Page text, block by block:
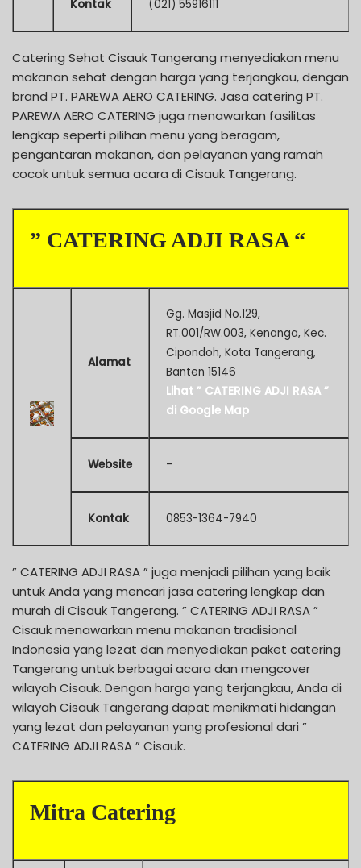
Kontak (021) 55916111
Catering Sehat Cisauk Tangerang menyediakan menu
makanan sehat dengan harga yang terjangkau, dengan
brand PT. PAREWA AERO CATERING. Jasa catering PT.
PAREWA AERO CATERING juga menawarkan fasilitas
lengkap seperti pilihan menu yang beragam,
pengantaran makanan, dan pelayanan yang ramah
cocok untuk semua acara di Cisauk Tangerang.
” CATERING ADJI RASA “
Alamat
Gg. Masjid No.129,
RT.001/RW.003, Kenanga, Kec.
Cipondoh, Kota Tangerang,
Banten 15146
Lihat ” CATERING ADJI RASA ”
di Google Map
Website –
Kontak 0853-1364-7940
” CATERING ADJI RASA ” juga menjadi pilihan yang baik
untuk Anda yang mencari jasa catering lengkap dan
murah di Cisauk Tangerang. ” CATERING ADJI RASA ”
Cisauk menawarkan menu makanan tradisional
Indonesia yang lezat dan menyediakan paket catering
Tangerang untuk berbagai acara dan mengcover
wilayah Cisauk. Dengan harga yang terjangkau, Anda di
wilayah Cisauk Tangerang dapat menikmati hidangan
yang lezat dan pelayanan yang profesional dari ”
CATERING ADJI RASA ” Cisauk.
Mitra Catering